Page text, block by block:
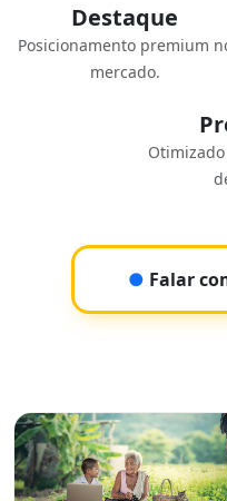
Destaque
Posicionamento premium
mercado.
● Falar